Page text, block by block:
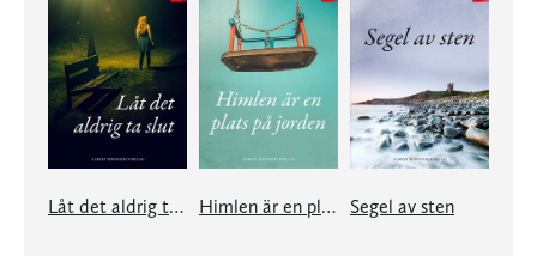
Låt det aldrig ta slut Himlen är en plats på jorden Segel av sten